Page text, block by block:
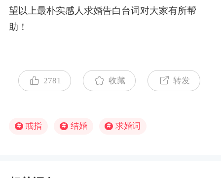
望以上最朴实感人求婚告白台词对大家有所帮
助！
2781 收藏 转发
# 戒指 # 结婚 # 求婚词